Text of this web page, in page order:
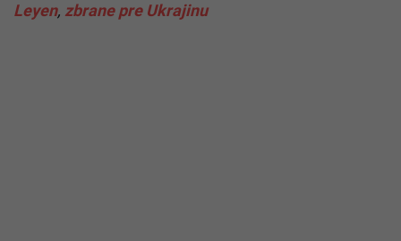
Leyen, zbrane pre Ukrajinu